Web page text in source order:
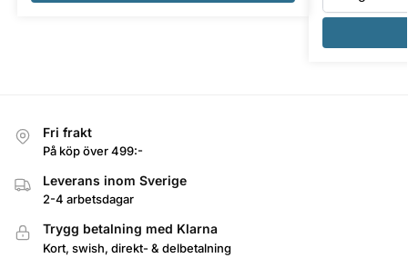
Fri frakt
På köp över 499:-
Leverans inom Sverige
2-4 arbetsdagar
Trygg betalning med Klarna
Kort, swish, direkt- & delbetalning